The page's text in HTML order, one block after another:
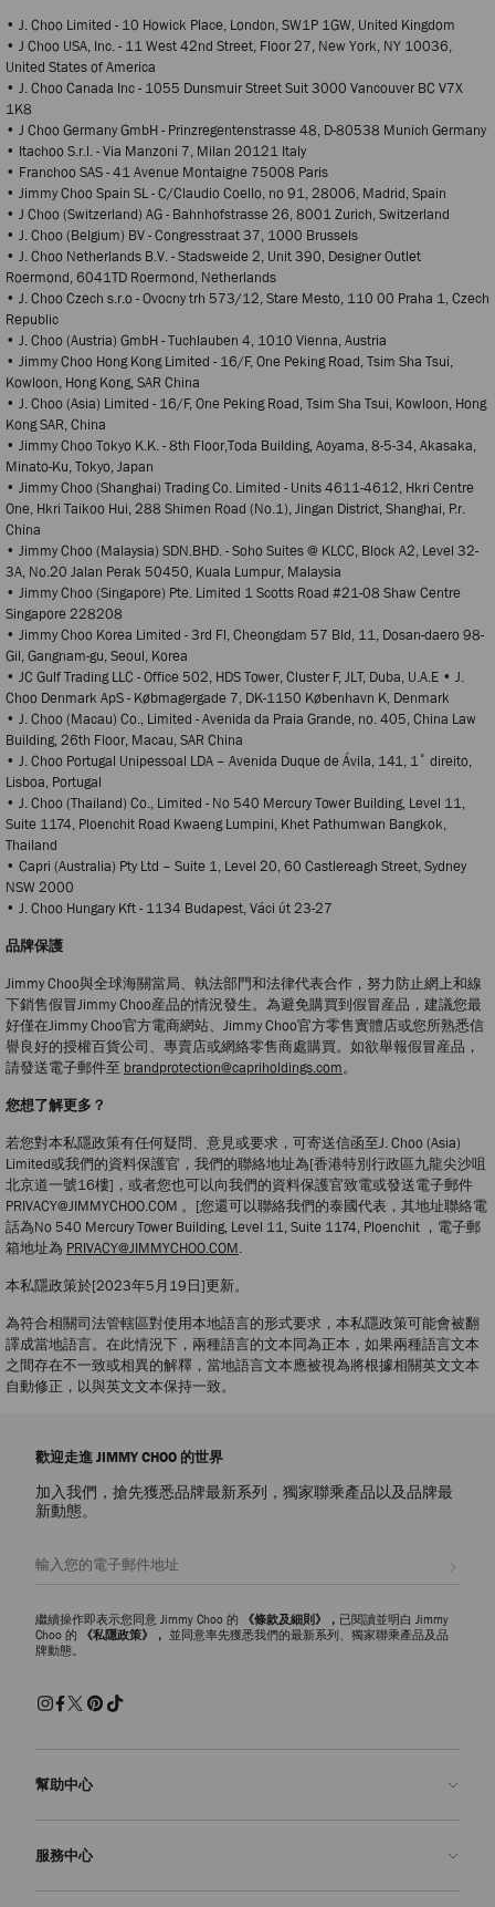
• J. Choo Limited - 10 Howick Place, London, SW1P 1GW, United Kingdom
• J Choo USA, Inc. - 11 West 42nd Street, Floor 27, New York, NY 10036,
United States of America
• J. Choo Canada Inc - 1055 Dunsmuir Street Suit 3000 Vancouver BC V7X
1K8
• J Choo Germany GmbH - Prinzregentenstrasse 48, D-80538 Munich Germany
• Itachoo S.r.l. - Via Manzoni 7, Milan 20121 Italy
• Franchoo SAS - 41 Avenue Montaigne 75008 Paris
• Jimmy Choo Spain SL - C/Claudio Coello, no 91, 28006, Madrid, Spain
• J Choo (Switzerland) AG - Bahnhofstrasse 26, 8001 Zurich, Switzerland
• J. Choo (Belgium) BV - Congresstraat 37, 1000 Brussels
• J. Choo Netherlands B.V. - Stadsweide 2, Unit 390, Designer Outlet
Roermond, 6041TD Roermond, Netherlands
• J. Choo Czech s.r.o - Ovocny trh 573/12, Stare Mesto, 110 00 Praha 1, Czech
Republic
• J. Choo (Austria) GmbH - Tuchlauben 4, 1010 Vienna, Austria
• Jimmy Choo Hong Kong Limited - 16/F, One Peking Road, Tsim Sha Tsui,
Kowloon, Hong Kong, SAR China
• J. Choo (Asia) Limited - 16/F, One Peking Road, Tsim Sha Tsui, Kowloon, Hong
Kong SAR, China
• Jimmy Choo Tokyo K.K. - 8th Floor,Toda Building, Aoyama, 8-5-34, Akasaka,
Minato-Ku, Tokyo, Japan
• Jimmy Choo (Shanghai) Trading Co. Limited - Units 4611-4612, Hkri Centre
One, Hkri Taikoo Hui, 288 Shimen Road (No.1), Jingan District, Shanghai, P.r.
China
• Jimmy Choo (Malaysia) SDN.BHD. - Soho Suites @ KLCC, Block A2, Level 32-
3A, No.20 Jalan Perak 50450, Kuala Lumpur, Malaysia
• Jimmy Choo (Singapore) Pte. Limited 1 Scotts Road #21-08 Shaw Centre
Singapore 228208
• Jimmy Choo Korea Limited - 3rd Fl, Cheongdam 57 Bld, 11, Dosan-daero 98-
Gil, Gangnam-gu, Seoul, Korea
• JC Gulf Trading LLC - Office 502, HDS Tower, Cluster F, JLT, Duba, U.A.E • J.
Choo Denmark ApS - Købmagergade 7, DK-1150 København K, Denmark
• J. Choo (Macau) Co., Limited - Avenida da Praia Grande, no. 405, China Law
Building, 26th Floor, Macau, SAR China
• J. Choo Portugal Unipessoal LDA – Avenida Duque de Ávila, 141, 1˚ direito,
Lisboa, Portugal
• J. Choo (Thailand) Co., Limited - No 540 Mercury Tower Building, Level 11,
Suite 1174, Ploenchit Road Kwaeng Lumpini, Khet Pathumwan Bangkok,
Thailand
• Capri (Australia) Pty Ltd – Suite 1, Level 20, 60 Castlereagh Street, Sydney
NSW 2000
• J. Choo Hungary Kft - 1134 Budapest, Váci ύt 23-27
品牌保護
Jimmy Choo與全球海關當局、執法部門和法律代表合作，努力防止網上和線
下銷售假冒Jimmy Choo産品的情況發生。為避免購買到假冒産品，建議您最
好僅在Jimmy Choo官方電商網站、Jimmy Choo官方零售實體店或您所熟悉信
譽良好的授權百貨公司、專賣店或網絡零售商處購買。如欲舉報假冒産品，
請發送電子郵件至 brandprotection@capriholdings.com。
您想了解更多？
若您對本私隱政策有任何疑問、意見或要求，可寄送信函至J. Choo (Asia)
Limited或我們的資料保護官，我們的聯絡地址為[香港特別行政區九龍尖沙咀
北京道一號16樓]，或者您也可以向我們的資料保護官致電或發送電子郵件
PRIVACY@JIMMYCHOO.COM 。[您還可以聯絡我們的泰國代表，其地址聯絡電
話為No 540 Mercury Tower Building, Level 11, Suite 1174, Ploenchit ，電子郵
箱地址為 PRIVACY@JIMMYCHOO.COM.
本私隱政策於[2023年5月19日]更新。
為符合相關司法管轄區對使用本地語言的形式要求，本私隱政策可能會被翻
譯成當地語言。在此情況下，兩種語言的文本同為正本，如果兩種語言文本
之間存在不一致或相異的解釋，當地語言文本應被視為將根據相關英文文本
自動修正，以與英文文本保持一致。
歡迎走進 JIMMY CHOO 的世界
加入我們，搶先獲悉品牌最新系列，獨家聯乘產品以及品牌最
新動態。
繼續操作即表示您同意 Jimmy Choo 的 《條款及細則》， 已閱讀並明白 Jimmy
Choo 的
《私隱政策》， 並同意率先獲悉我們的最新系列、獨家聯乘產品及品
牌動態。
幫助中心
常見問題解答
服務中心